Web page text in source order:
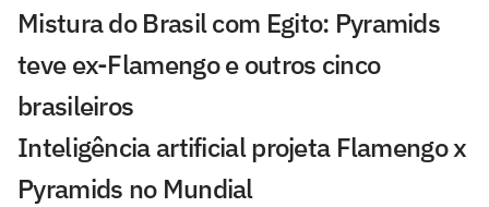
Mistura do Brasil com Egito: Pyramids
teve ex-Flamengo e outros cinco
brasileiros
Inteligência artificial projeta Flamengo x
Pyramids no Mundial